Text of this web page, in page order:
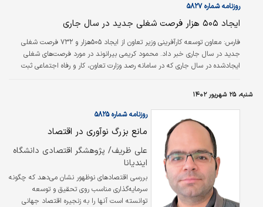
روزنامه شماره ۵۸۲۷
ایجاد ۵۰۵ هزار فرصت شغلی جدید در سال جاری
فارس: معاون توسعه کارآفرینی وزیر تعاون از ایجاد ۵۰۵هزار و ۷۳۲ فرصت شغلی
جدید در سال جاری خبر داد. محمود کریمی بیرانوند در مورد فرصت‌های شغلی
ایجادشده در سال جاری که در سامانه رصد وزارت تعاون، کار و رفاه اجتماعی ثبت
جدید توسط همه دستگاه‌های ایجاد اشتغال در کشور در سامانه رصد اشتغال ثبت
شده است.
شنبه، ۲۵ شهریور ۱۴۰۲
روزنامه شماره ۵۸۲۵
مانع بزرگ نوآوری در اقتصاد
علی ظریف/ پژوهشگر اقتصادی دانشگاه
ایندیانا
بررسی اقتصادهای نوظهور نشان می‌دهد که چگونه
سرمایه‌گذاری مناسب روی تحقیق و توسعه
توانسته است آنها را به زنجیره اقتصاد جهانی